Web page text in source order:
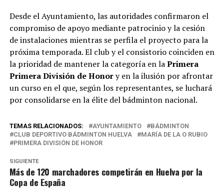
Desde el Ayuntamiento, las autoridades confirmaron el
compromiso de apoyo mediante patrocinio y la cesión
de instalaciones mientras se perfila el proyecto para la
próxima temporada. El club y el consistorio coinciden en
la prioridad de mantener la categoría en laPrimera
Primera División de Honory en la ilusión por afrontar
un curso en el que, según los representantes, se luchará
por consolidarse en la élite del bádminton nacional.
TEMAS RELACIONADOS: AYUNTAMIENTO
BÁDMINTON
CLUB DEPORTIVO BÁDMINTON HUELVA
MARÍA DE LA O RUBIO
PRIMERA DIVISIÓN DE HONOR
SIGUIENTE
Más de 120 marchadores competirán en Huelva por la
Copa de España